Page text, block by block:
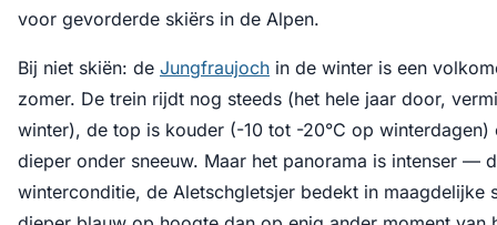
voor gevorderde skiërs in de Alpen.
Bij niet skiën: de Jungfraujoch in de winter is een
zomer. De trein rijdt nog steeds (het hele jaar door,
winter), de top is kouder (-10 tot -20°C op winterdagen)
dieper onder sneeuw. Maar het panorama is intenser —
winterconditie, de Aletschgletsjer bedekt in maagdelijke